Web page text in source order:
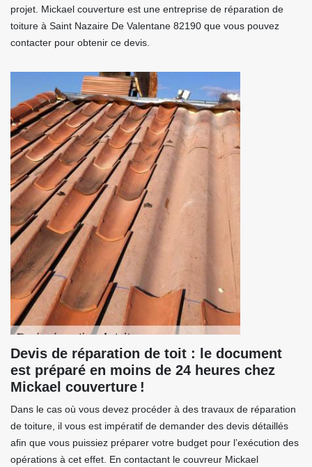
projet. Mickael couverture est une entreprise de réparation de
toiture à Saint Nazaire De Valentane 82190 que vous pouvez
contacter pour obtenir ce devis.
Devis de réparation de toit : le document
est préparé en moins de 24 heures chez
Mickael couverture !
Dans le cas où vous devez procéder à des travaux de réparation
de toiture, il vous est impératif de demander des devis détaillés
afin que vous puissiez préparer votre budget pour l’exécution des
opérations à cet effet. En contactant le couvreur Mickael